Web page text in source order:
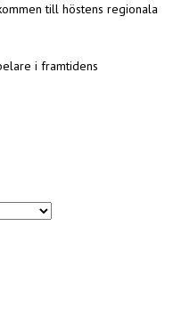
till höstens regionala
i framtidens